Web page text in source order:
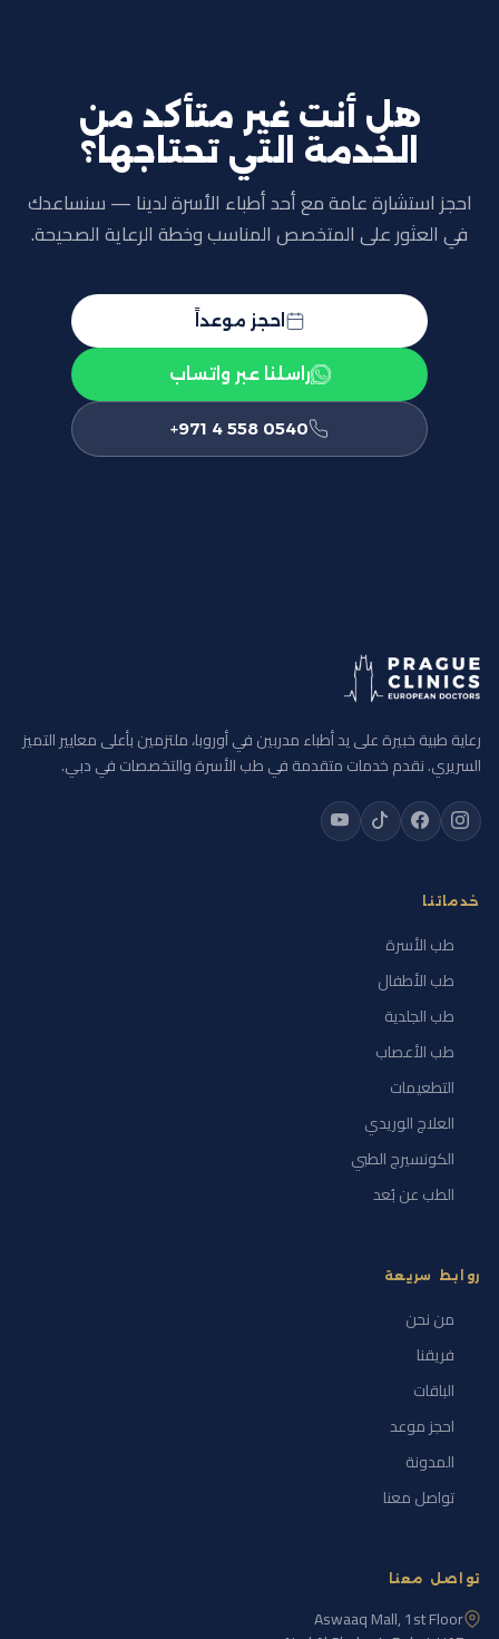
هل أنت غير متأكد من
الخدمة التي تحتاجها؟
احجز استشارة عامة مع أحد أطباء الأسرة لدينا — سنساعدك
في العثور على المتخصص المناسب وخطة الرعاية الصحيحة.
احجز موعداً
راسلنا عبر واتساب
+971 4 558 0540
رعاية طبية خبيرة على يد أطباء مدربين في أوروبا، ملتزمين بأعلى معايير التميز
السريري. نقدم خدمات متقدمة في طب الأسرة والتخصصات في دبي.
خدماتنا
طب الأسرة
طب الأطفال
طب الجلدية
طب الأعصاب
التطعيمات
العلاج الوريدي
الكونسيرج الطبي
الطب عن بُعد
روابط سريعة
من نحن
فريقنا
الباقات
احجز موعد
المدونة
تواصل معنا
تواصل معنا
Aswaaq Mall, 1st Floor